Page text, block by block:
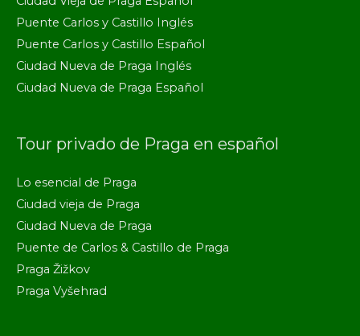
Puente Carlos y Castillo Inglés
Puente Carlos y Castillo Español
Ciudad Nueva de Praga Inglés
Ciudad Nueva de Praga Español
Tour privado de Praga en español
Lo esencial de Praga
Ciudad vieja de Praga
Ciudad Nueva de Praga
Puente de Carlos & Castillo de Praga
Praga Žižkov
Praga Vyšehrad